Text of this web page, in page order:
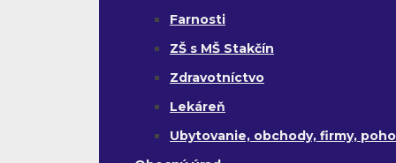
Farnosti
ZŠ s MŠ Stakčín
Zdravotníctvo
Lekáreň
Ubytovanie, obchody, firmy,